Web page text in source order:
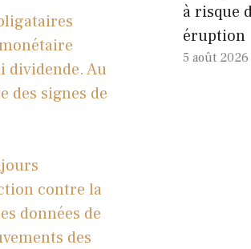
dividende. Au
des signes de
contre la
données de
des
à risque
éruption
5 août 2026